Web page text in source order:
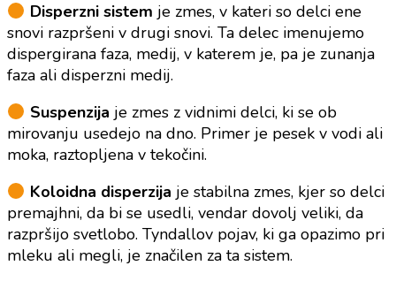
Disperzni sistem je zmes, v kateri so delci ene
snovi razpršeni v drugi snovi. Ta delec imenujemo
dispergirana faza, medij, v katerem je, pa je zunanja
faza ali disperzni medij.
Suspenzija je zmes z vidnimi delci, ki se ob
mirovanju usedejo na dno. Primer je pesek v vodi ali
moka, raztopljena v tekočini.
Koloidna disperzija je stabilna zmes, kjer so delci
premajhni, da bi se usedli, vendar dovolj veliki, da
razpršijo svetlobo. Tyndallov pojav, ki ga opazimo pri
mleku ali megli, je značilen za ta sistem.